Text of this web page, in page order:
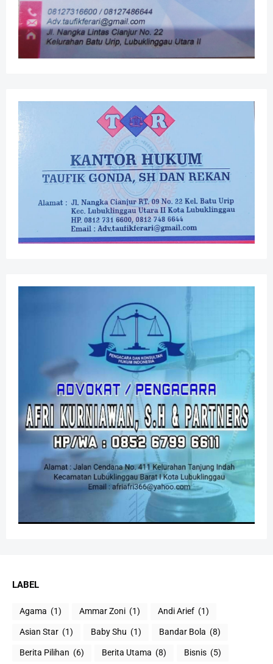
LABEL
Agama (1) Ammar Zoni (1) Andi Arief (1)
Asian Star (1) Baby Shu (1) Bandar Bola (8)
Berita Pilihan (6) Berita Utama (8) Bisnis (5)